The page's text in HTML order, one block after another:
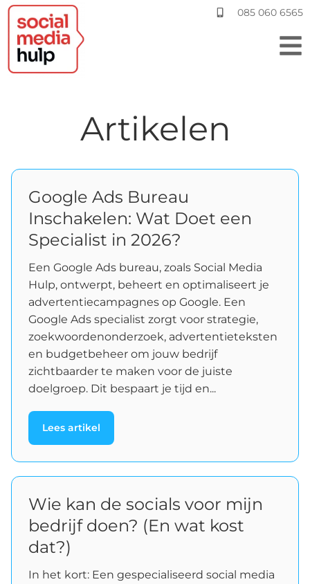
085 060 6565
Artikelen
Google Ads Bureau
Inschakelen: Wat Doet een
Specialist in 2026?
Een Google Ads bureau, zoals Social Media
Hulp, ontwerpt, beheert en optimaliseert je
advertentiecampagnes op Google. Een
Google Ads specialist zorgt voor strategie,
zoekwoordenonderzoek, advertentieteksten
en budgetbeheer om jouw bedrijf
zichtbaarder te maken voor de juiste
doelgroep. Dit bespaart je tijd en...
Lees artikel
Wie kan de socials voor mijn
bedrijf doen? (En wat kost
dat?)
In het kort: Een gespecialiseerd social media